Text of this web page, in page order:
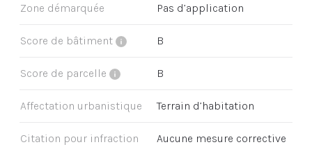
Zone démarquée Pas d’application
Score de bâtiment B
Score de parcelle B
Affectation urbanistique Terrain d’habitation
Citation pour infraction
Aucune mesure corrective